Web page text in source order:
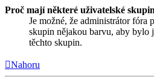
Proč mají některé uživatelské
Je možné, že administrátor fóra
skupin nějakou barvu, aby bylo
těchto skupin.
Nahoru